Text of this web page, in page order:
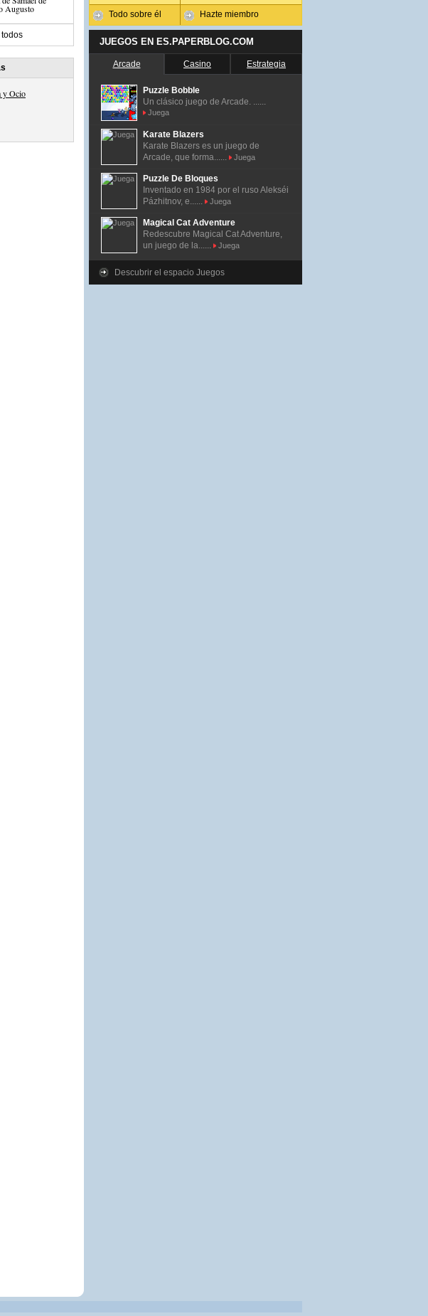
Augusto
todos
y Ocio
Todo sobre él Hazte miembro
JUEGOS EN ES.PAPERBLOG.COM
Arcade Casino Estrategia
Puzzle Bobble
Un clásico juego de Arcade. ......
Juega
Karate Blazers
Karate Blazers es un juego de
Arcade, que forma......
Juega
Puzzle De Bloques
Inventado en 1984 por el ruso Alekséi
Pázhitnov, e......
Juega
Magical Cat Adventure
Redescubre Magical Cat Adventure,
un juego de la......
Juega
Descubrir el espacio Juegos